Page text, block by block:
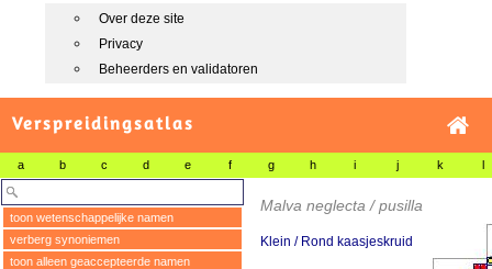
Over deze site
Privacy
Beheerders en validatoren
Verspreidingsatlas
a b c d e f g h i j k l
toon wetenschappelijke namen
verberg synoniemen
toon alleen geaccepteerde namen
Malva neglecta / pusilla
Klein / Rond kaasjeskruid